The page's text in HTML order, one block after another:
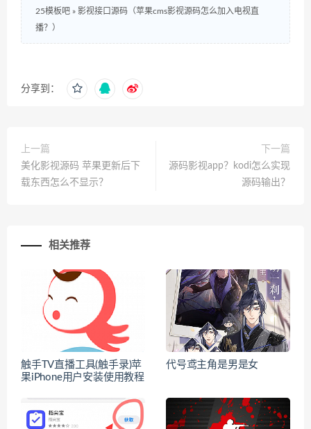
25模板吧 » 影视接口源码（苹果cms影视源码怎么加入电视直
播？）
分享到：
上一篇
美化影视源码 苹果更新后下
载东西怎么不显示？
下一篇
源码影视app？kodi怎么实现
源码输出？
相关推荐
触手TV直播工具(触手录)苹
果iPhone用户安装使用教程
代号鸢主角是男是女